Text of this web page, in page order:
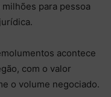
para pessoa
acontece
com o valor
o volume negociado.